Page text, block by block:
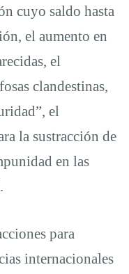
cuyo saldo hasta
el aumento en
el
clandestinas,
el
la sustracción de
en las
para
internacionales